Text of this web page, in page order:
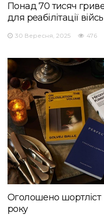
Понад 70 тисяч
для реабілітації
30 Вересня, 2025 476
Оголошено шортліст
року